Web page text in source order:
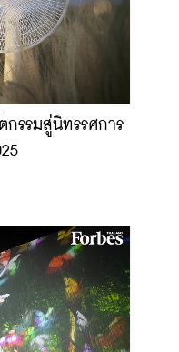
รรมสู่นิทรรศการ